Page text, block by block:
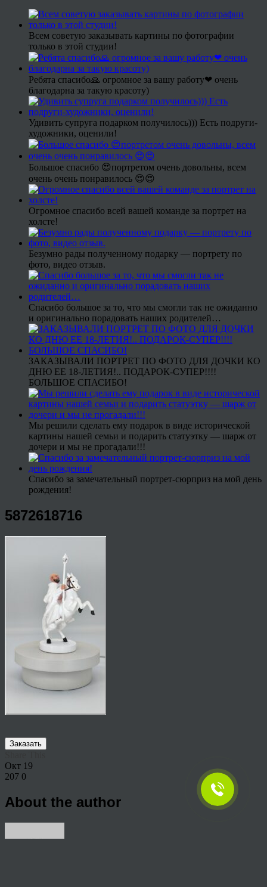
Всем советую заказывать картины по фотографии
только в этой студии!
Ребята спасибо🙏 огромное за вашу работу❤ очень
благодарна за такую красоту)
Удивить супруга подарком получилось))) Есть подруги-
художники, оценили!
Большое спасибо 😍портретом очень довольны, всем
очень очень понравилось 😍😍
Огромное спасибо всей вашей команде за портрет на
холсте!
Безумно рады полученному подарку — портрету по
фото, видео отзыв.
Спасибо большое за то, что мы смогли так не ожиданно
и оригинально порадовать наших родителей…
ЗАКАЗЫВАЛИ ПОРТРЕТ ПО ФОТО ДЛЯ ДОЧКИ КО
ДНЮ ЕЕ 18-ЛЕТИЯ!.. ПОДАРОК-СУПЕР!!!!
БОЛЬШОЕ СПАСИБО!
Мы решили сделать ему подарок в виде исторической
картины нашей семьи и подарить статуэтку — шарж от
дочери и мы не прогадали!!!
Спасибо за замечательный портрет-сюрприз на мой день
рождения!
5872618716
Заказать
Окт 19
207 0
About the author